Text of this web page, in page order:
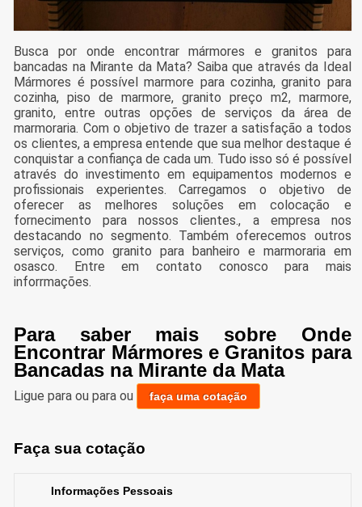
Busca por onde encontrar mármores e granitos para
bancadas na Mirante da Mata? Saiba que através da Ideal
Mármores é possível marmore para cozinha, granito para
cozinha, piso de marmore, granito preço m2, marmore,
granito, entre outras opções de serviços da área de
marmoraria. Com o objetivo de trazer a satisfação a todos
os clientes, a empresa entende que sua melhor destaque é
conquistar a confiança de cada um. Tudo isso só é possível
através do investimento em equipamentos modernos e
profissionais experientes. Carregamos o objetivo de
oferecer as melhores soluções em colocação e
fornecimento para nossos clientes., a empresa nos
destacando no segmento. Também oferecemos outros
serviços, como granito para banheiro e marmoraria em
osasco. Entre em contato conosco para mais
inforrmações.
Para saber mais sobre Onde
Encontrar Mármores e Granitos para
Bancadas na Mirante da Mata
Ligue paraou paraou faça uma cotação
Faça sua cotação
Informações Pessoais